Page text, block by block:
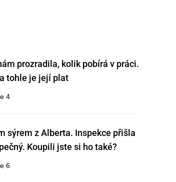
prozradila, kolik pobírá v práci.
tohle je její plat
sýrem z Alberta. Inspekce přišla
Koupili jste si ho také?